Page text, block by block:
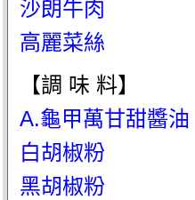
沙朗牛肉
高麗菜絲
【調 味 料】
A.龜甲萬甘甜醬油
白胡椒粉
黑胡椒粉